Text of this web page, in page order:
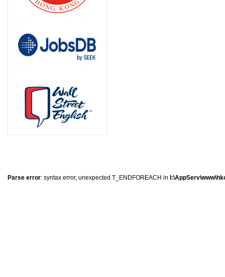
Parse error: syntax error, unexpected T_ENDFOREACH in